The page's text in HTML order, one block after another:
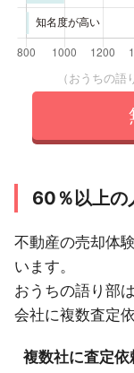
（おうちの
60％以上の
不動産の売却体
います。
おうちの語り部
会社に複数査定
複数社に査定依